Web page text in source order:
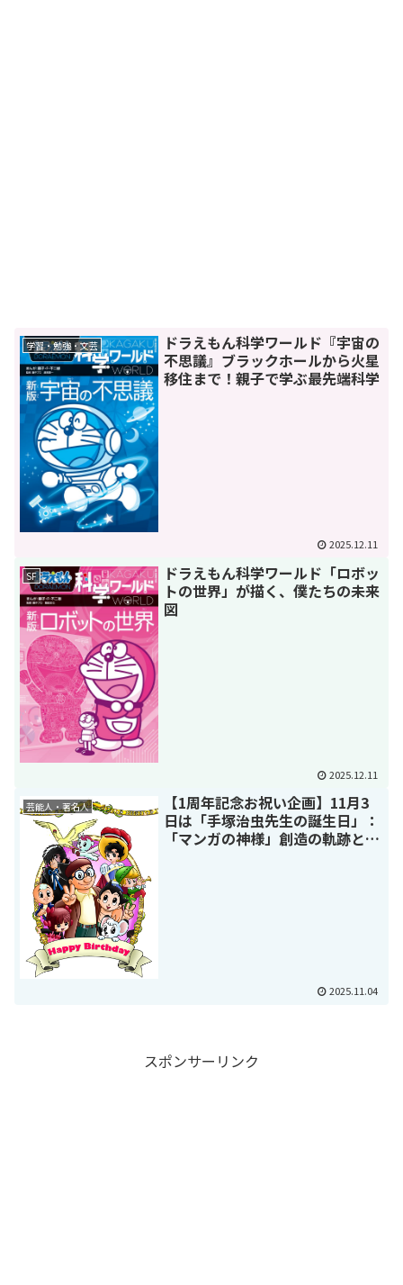
学習・勉強・文芸
ドラえもん科学ワールド『宇宙の
不思議』ブラックホールから火星
移住まで！親子で学ぶ最先端科学
2025.12.11
SF
ドラえもん科学ワールド「ロボッ
トの世界」が描く、僕たちの未来
図
2025.12.11
芸能人・著名人
【1周年記念お祝い企画】11月3
日は「手塚治虫先生の誕生日」：
「マンガの神様」創造の軌跡と、
2025.11.04
スポンサーリンク